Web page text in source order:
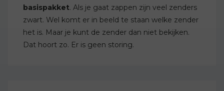
basispakket. Als je gaat zappen zijn veel zenders
zwart. Wel komt er in beeld te staan welke zender
het is. Maar je kunt de zender dan niet bekijken.
Dat hoort zo. Er is geen storing.